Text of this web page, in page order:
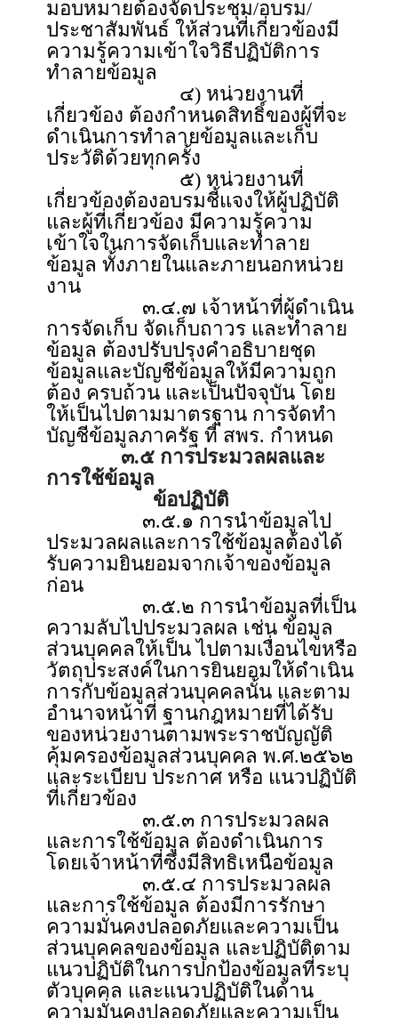
มอบหมายต้องจัดประชุม/อบรม/
ประชาสัมพันธ์ ให้ส่วนที่เกี่ยวข้องมี
ความรู้ความเข้าใจวิธีปฏิบัติการ
ทำลายข้อมูล
๔) หน่วยงานที่
เกี่ยวข้อง ต้องกำหนดสิทธิ์ของผู้ที่จะ
ดำเนินการทำลายข้อมูลและเก็บ
ประวัติด้วยทุกครั้ง
๕) หน่วยงานที่
เกี่ยวข้องต้องอบรมชี้แจงให้ผู้ปฏิบัติ
และผู้ที่เกี่ยวข้อง มีความรู้ความ
เข้าใจในการจัดเก็บและทำลาย
ข้อมูล ทั้งภายในและภายนอกหน่วย
งาน
๓.๔.๗ เจ้าหน้าที่ผู้ดำเนิน
การจัดเก็บ จัดเก็บถาวร และทำลาย
ข้อมูล ต้องปรับปรุงคำอธิบายชุด
ข้อมูลและบัญชีข้อมูลให้มีความถูก
ต้อง ครบถ้วน และเป็นปัจจุบัน โดย
ให้เป็นไปตามมาตรฐาน การจัดทำ
บัญชีข้อมูลภาครัฐ ที่ สพร. กำหนด
๓.๕ การประมวลผลและ
การใช้ข้อมูล
ข้อปฏิบัติ
๓.๕.๑ การนำข้อมูลไป
ประมวลผลและการใช้ข้อมูลต้องได้
รับความยินยอมจากเจ้าของข้อมูล
ก่อน
๓.๕.๒ การนำข้อมูลที่เป็น
ความลับไปประมวลผล เช่น ข้อมูล
ส่วนบุคคลให้เป็น ไปตามเงื่อนไขหรือ
วัตถุประสงค์ในการยินยอมให้ดำเนิน
การกับข้อมูลส่วนบุคคลนั้น และตาม
อำนาจหน้าที่ ฐานกฎหมายที่ได้รับ
ของหน่วยงานตามพระราชบัญญัติ
คุ้มครองข้อมูลส่วนบุคคล พ.ศ.๒๕๖๒
และระเบียบ ประกาศ หรือ แนวปฏิบัติ
ที่เกี่ยวข้อง
๓.๕.๓ การประมวลผล
และการใช้ข้อมูล ต้องดำเนินการ
โดยเจ้าหน้าที่ซึ่งมีสิทธิเหนือข้อมูล
๓.๕.๔ การประมวลผล
และการใช้ข้อมูล ต้องมีการรักษา
ความมั่นคงปลอดภัยและความเป็น
ส่วนบุคคลของข้อมูล และปฏิบัติตาม
แนวปฏิบัติในการปกป้องข้อมูลที่ระบุ
ตัวบุคคล และแนวปฏิบัติในด้าน
ความมั่นคงปลอดภัยและความเป็น